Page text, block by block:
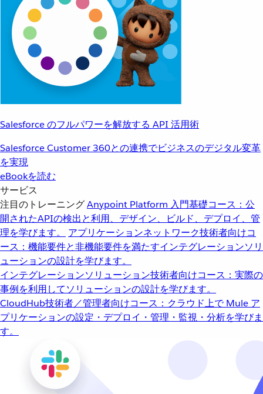
Salesforce のフルパワーを解放する API 活用術
Salesforce Customer 360との連携でビジネスのデジタル変革
を実現
eBookを読む
サービス
注目のトレーニングAnypoint Platform 入門基礎コース：公
開されたAPIの検出と利用、デザイン、ビルド、デプロイ、管
理を学びます。
アプリケーションネットワーク技術者向けコ
ース：機能要件と非機能要件を満たすインテグレーションソリ
ューションの設計を学びます。
インテグレーションソリューション技術者向けコース：実際の
事例を利用してソリューションの設計を学びます。
CloudHub技術者／管理者向けコース：クラウド上で Mule ア
プリケーションの設定・デプロイ・管理・監視・分析を学びま
す。